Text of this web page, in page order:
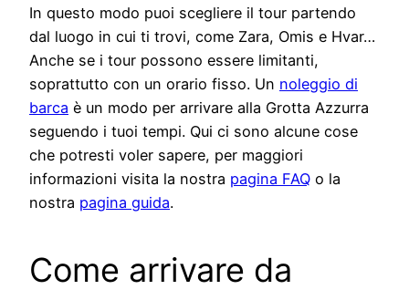
In questo modo puoi scegliere il tour partendo
dal luogo in cui ti trovi, come Zara, Omis e Hvar…
Anche se i tour possono essere limitanti,
soprattutto con un orario fisso. Un noleggio di
barca è un modo per arrivare alla Grotta Azzurra
seguendo i tuoi tempi. Qui ci sono alcune cose
che potresti voler sapere, per maggiori
informazioni visita la nostra pagina FAQ o la
nostra pagina guida.
Come arrivare da